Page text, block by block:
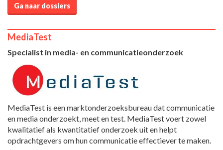
Ga naar dossiers
MediaTest
Specialist in media- en communicatieonderzoek
MediaTest is een marktonderzoeksbureau dat communicatie
en media onderzoekt, meet en test. MediaTest voert zowel
kwalitatief als kwantitatief onderzoek uit en helpt
opdrachtgevers om hun communicatie effectiever te maken.